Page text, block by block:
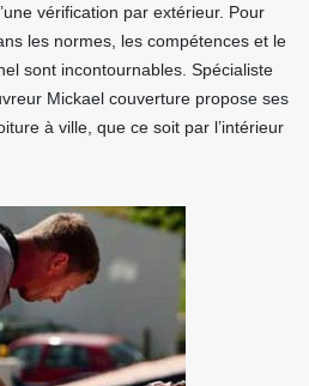
vérification par extérieur. Pour
les normes, les compétences et le
sont incontournables. Spécialiste
Mickael couverture propose ses
à ville, que ce soit par l’intérieur